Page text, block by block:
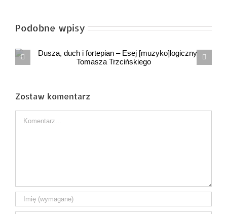
Podobne wpisy
ANDRZEJ anegdota o śp. Andrzeju
Zostaw komentarz